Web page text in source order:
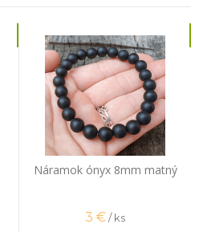
Náramok ónyx 8mm matný
3 €/ ks